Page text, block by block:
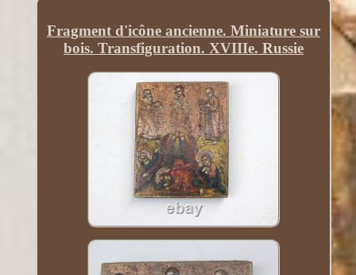
Fragment d'icône ancienne. Miniature sur
bois. Transfiguration. XVIIIe. Russie